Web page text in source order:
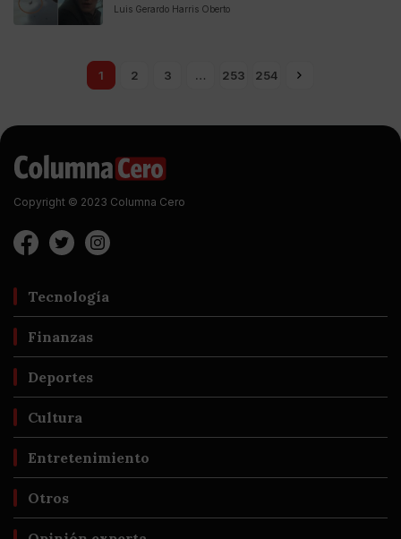
Luis Gerardo Harris Oberto
1 2 3 … 253 254
Copyright © 2023 Columna Cero
Tecnología
Finanzas
Deportes
Cultura
Entretenimiento
Otros